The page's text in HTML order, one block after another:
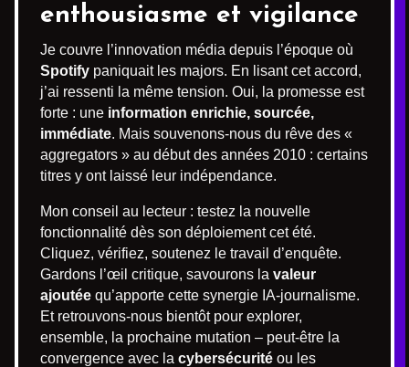
enthousiasme et vigilance
Je couvre l’innovation média depuis l’époque où
Spotify paniquait les majors. En lisant cet accord,
j’ai ressenti la même tension. Oui, la promesse est
forte : une information enrichie, sourcée,
immédiate. Mais souvenons-nous du rêve des «
aggregators » au début des années 2010 : certains
titres y ont laissé leur indépendance.
Mon conseil au lecteur : testez la nouvelle
fonctionnalité dès son déploiement cet été.
Cliquez, vérifiez, soutenez le travail d’enquête.
Gardons l’œil critique, savourons la valeur
ajoutée qu’apporte cette synergie IA-journalisme.
Et retrouvons-nous bientôt pour explorer,
ensemble, la prochaine mutation – peut-être la
convergence avec la cybersécurité ou les